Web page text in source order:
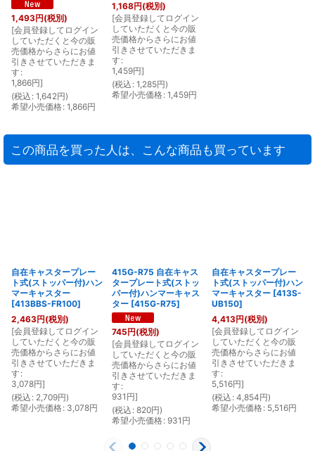
1,493円(税別)
[会員登録してログイン
していただくと今の販
売価格からさらにお値
引きさせていただきま
す :
1,866円]
(税込 : 1,642円)
希望小売価格: 1,866円
1,168円(税別)
[会員登録してログイン
していただくと今の販
売価格からさらにお値
引きさせていただきま
す :
1,459円]
(税込 : 1,285円)
希望小売価格: 1,459円
この商品を買った人は、こんな商品も買っています
自在キャスタープレー
ト式(ストッパー付)ハン
マーキャスター
[413BBS-FR100]
2,463円(税別)
[会員登録してログイン
していただくと今の販
売価格からさらにお値
引きさせていただきま
す :
3,078円]
(税込 : 2,709円)
希望小売価格: 3,078円
415G-R75 自在キャス
タープレート式(ストッ
パー付)ハンマーキャス
ター [415G-R75]
745円(税別)
[会員登録してログイン
していただくと今の販
売価格からさらにお値
引きさせていただきま
す :
931 円]
(税込 : 820円)
希望小売価格: 931 円
自在キャスタープレー
ト式(ストッパー付)ハン
マーキャスター [413S-
UB150]
4,413円(税別)
[会員登録してログイン
していただくと今の販
売価格からさらにお値
引きさせていただきま
す :
5,516円]
(税込 : 4,854円)
希望小売価格: 5,516円